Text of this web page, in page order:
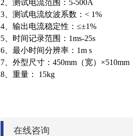
2 、测试电流范围： 5-500A
3 、测试电流纹波系数： < 1%
4 、输出电流稳定性： ≤±1%
5 、时间记录范围： 1ms-25s
6 、最小时间分辨率： 1m s
7 、外型尺寸： 450mm （宽） ×510mm
8 、重量： 15kg
在线咨询